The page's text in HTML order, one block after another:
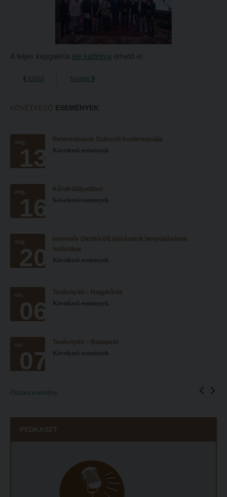
A teljes képgaléria ide kattintva érhető el.
Előző Tovább
KÖVETKEZŐ ESEMÉNYEK
aug.
13
Reformátusok Szárszói Konferenciája
Következő események
aug.
16
Károli Gólyatábor
Következő események
aug.
20
Innovatív Oktatói Díj pályázatok benyújtásának
határideje
Következő események
sze.
06
Tanévnyitó – Nagykőrös
Következő események
sze.
07
Tanévnyitó – Budapest
Következő események
Összes esemény
PEDKASZT